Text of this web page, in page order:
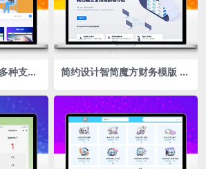
种支付
简约设计智简魔方财务模版 M